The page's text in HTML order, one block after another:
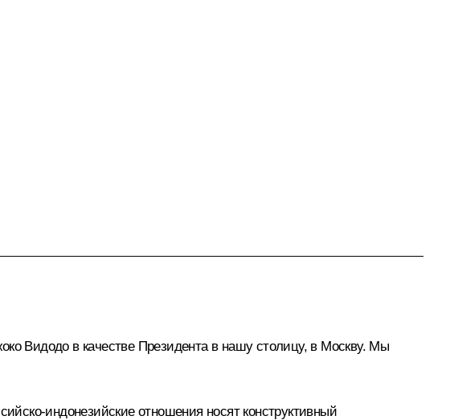
Видодо в качестве Президента в нашу столицу, в Москву. Мы
индонезийские отношения носят конструктивный